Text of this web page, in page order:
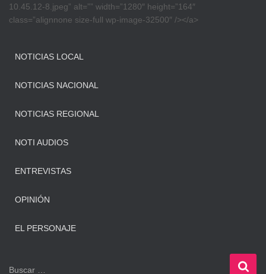
10.45.12-8.jpeg” alt=”” width=”1280″ height=”164″
class=”alignnone size-full wp-image-32500″ /></a>
NOTICIAS LOCAL
NOTICIAS NACIONAL
NOTICIAS REGIONAL
NOTI AUDIOS
ENTREVISTAS
OPINIÓN
EL PERSONAJE
B
Buscar …